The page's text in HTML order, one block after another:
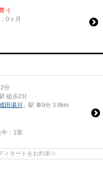
-)
0ヶ月
2分
徒歩2分
成田湯川
」駅 車9分 3.9km
： 1室
ィネートをお約束☆